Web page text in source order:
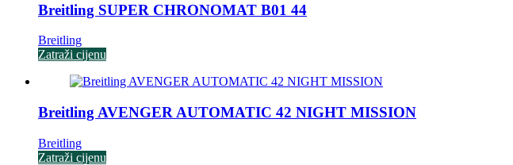
Breitling SUPER CHRONOMAT B01 44
Breitling
Zatraži cijenu
Breitling AVENGER AUTOMATIC 42 NIGHT MISSION
Breitling
Zatraži cijenu